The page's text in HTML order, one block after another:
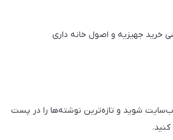
خرید جهیزیه و اصول خانه داری
شوید و تازه‌ترین نوشته‌ها را در پست